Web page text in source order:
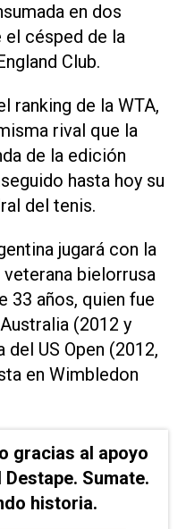
en dos
el césped de la
Club.
ranking de la WTA,
rival que la
de la edición
hasta hoy su
del tenis.
jugará con la
veterana bielorrusa
33 años, quien fue
(2012 y
US Open (2012,
en Wimbledon
gracias al apoyo
Sumate.
historia.